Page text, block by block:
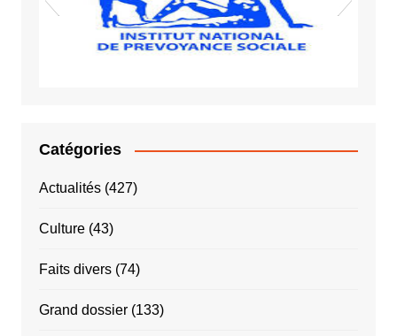
Catégories
Actualités(427)
Culture(43)
Faits divers(74)
Grand dossier(133)